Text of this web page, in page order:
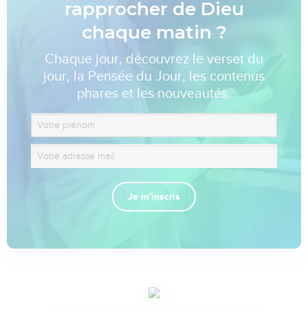
rapprocher de Dieu
chaque matin ?
Chaque jour, découvrez le verset du
jour, la Pensée du Jour, les contenus
phares et les nouveautés.
Je m'inscris